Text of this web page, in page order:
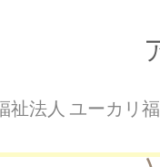
祉法人 ユーカリ